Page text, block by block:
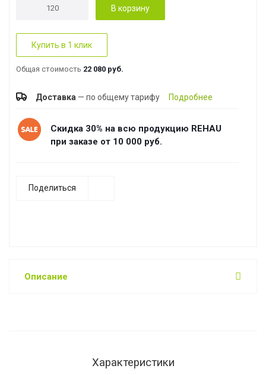
В корзину
Купить в 1 клик
Общая стоимость 22 080 руб.
Доставка — по общему тарифу Подробнее
Скидка 30% на всю продукцию REHAU
при заказе от 10 000 руб.
Поделиться
Описание
Характеристики